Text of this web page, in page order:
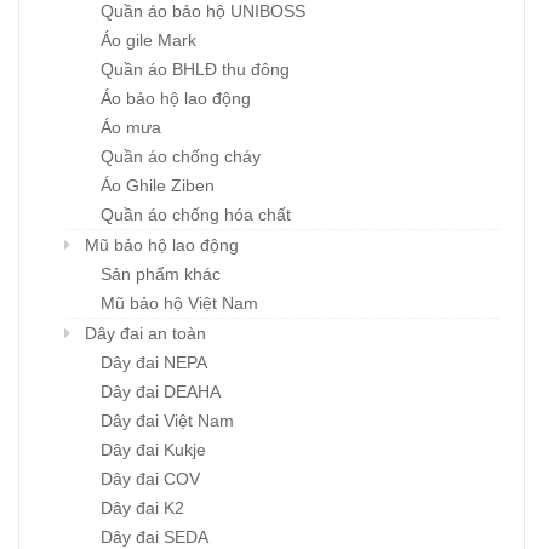
Quần áo bảo hộ UNIBOSS
Áo gile Mark
Quần áo BHLĐ thu đông
Áo bảo hộ lao động
Áo mưa
Quần áo chống cháy
Áo Ghile Ziben
Quần áo chống hóa chất
Mũ bảo hộ lao động
Sản phẩm khác
Mũ bảo hộ Việt Nam
Dây đai an toàn
Dây đai NEPA
Dây đai DEAHA
Dây đai Việt Nam
Dây đai Kukje
Dây đai COV
Dây đai K2
Dây đai SEDA